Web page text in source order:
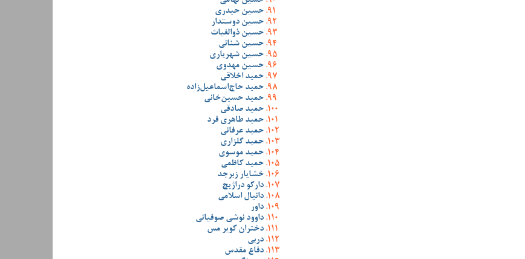
حسین حیدری
حسین دوستدار
حسین ذوالغیاث
حسین شنانی
حسین شهریاری
حسین مهدوی
حمید اخلاقی
حمید حاج‌اسماعیل‌زاده
حمید حسین‌خانی
حمید صادقی
حمید طاهری فرد
حمید عرفانی
حمید گلزاری
حمید موسوی
حمید کاظمی
خشایار زبرجد
دارکو دراژیچ
دانیال اسلامی
داور
داوود نوشی صوفیانی
دختران کویر مس
دربی
دفاع مقدس